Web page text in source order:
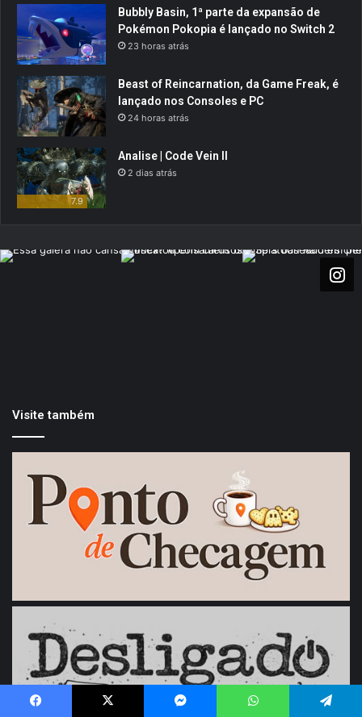
Bubbly Basin, 1ª parte da expansão de
Pokémon Pokopia é lançado no Switch 2
23 horas atrás
Beast of Reincarnation, da Game Freak, é
lançado nos Consoles e PC
24 horas atrás
7.9
Analise | Code Vein II
2 dias atrás
Visite também